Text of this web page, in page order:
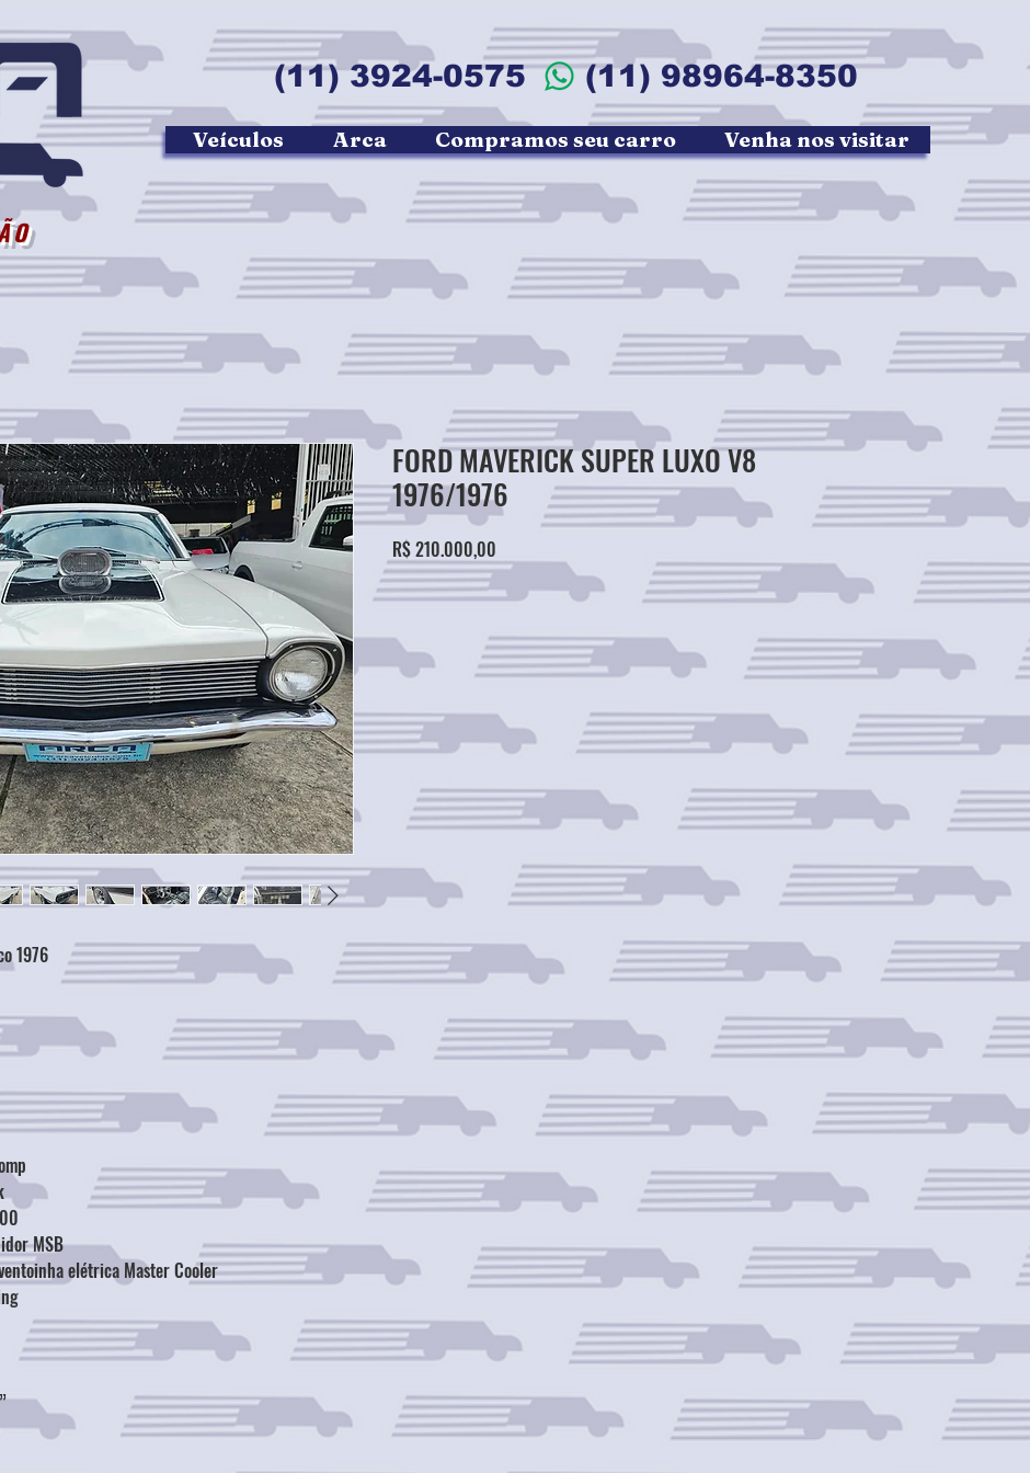
(11) 3924-0575 (11) 98964-8350
Veículos Arca Compramos seu carro Venha nos visitar
1976
MSB
elétrica Master Cooler
FORD MAVERICK SUPER LUXO V8
1976/1976
R$ 210.000,00